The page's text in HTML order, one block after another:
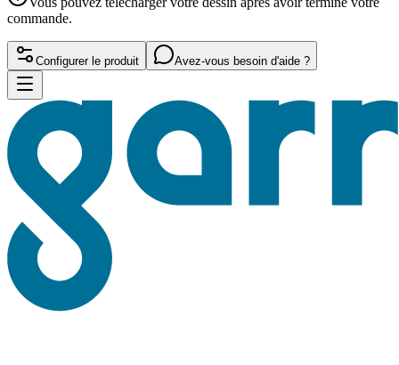
commande.
Configurer le produit Avez-vous besoin d'aide ?